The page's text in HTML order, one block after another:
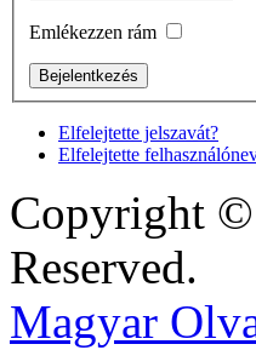
Emlékezzen rám
Elfelejtette jelszavát?
Elfelejtette
Copyright ©
Reserved.
Magyar